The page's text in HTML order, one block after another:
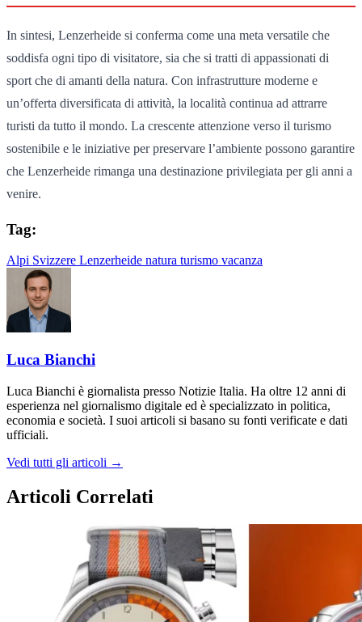
In sintesi, Lenzerheide si conferma come una meta versatile che
soddisfa ogni tipo di visitatore, sia che si tratti di appassionati di
sport che di amanti della natura. Con infrastrutture moderne e
un’offerta diversificata di attività, la località continua ad attrarre
turisti da tutto il mondo. La crescente attenzione verso il turismo
sostenibile e le iniziative per preservare l’ambiente possono garantire
che Lenzerheide rimanga una destinazione privilegiata per gli anni a
venire.
Tag:
Alpi Svizzere Lenzerheide natura turismo vacanza
Luca Bianchi
Luca Bianchi è giornalista presso Notizie Italia. Ha oltre 12 anni di
esperienza nel giornalismo digitale ed è specializzato in politica,
economia e società. I suoi articoli si basano su fonti verificate e dati
ufficiali.
Vedi tutti gli articoli →
Articoli Correlati